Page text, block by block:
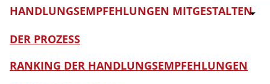
HANDLUNGSEMPFEHLUNGEN MITGESTALTEN
DER PROZESS
RANKING DER HANDLUNGSEMPFEHLUNGEN